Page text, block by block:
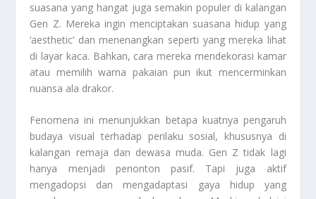
suasana yang hangat juga semakin populer di kalangan
Gen Z. Mereka ingin menciptakan suasana hidup yang
‘aesthetic’ dan menenangkan seperti yang mereka lihat
di layar kaca. Bahkan, cara mereka mendekorasi kamar
atau memilih warna pakaian pun ikut mencerminkan
nuansa ala drakor.
Fenomena ini menunjukkan betapa kuatnya pengaruh
budaya visual terhadap perilaku sosial, khususnya di
kalangan remaja dan dewasa muda. Gen Z tidak lagi
hanya menjadi penonton pasif. Tapi juga aktif
mengadopsi dan mengadaptasi gaya hidup yang